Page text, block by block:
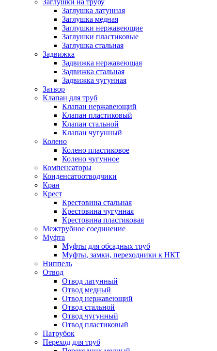
Заглушки на трубу
Заглушка латунная
Заглушка медная
Заглушки нержавеющие
Заглушки пластиковые
Заглушка стальная
Задвижка
Задвижка нержавеющая
Задвижка стальная
Задвижка чугунная
Затвор
Клапан для труб
Клапан нержавеющий
Клапан пластиковый
Клапан стальной
Клапан чугунный
Колено
Колено пластиковое
Колено чугунное
Компенсаторы
Конденсатоотводчики
Кран
Крест
Крестовина стальная
Крестовина чугунная
Крестовина пластиковая
Межтрубное соединение
Муфта
Муфты для обсадных труб
Муфты, замки, переходники к НКТ
Ниппель
Отвод
Отвод латунный
Отвод медный
Отвод нержавеющий
Отвод стальной
Отвод чугунный
Отвод пластиковый
Патрубок
Переход для труб